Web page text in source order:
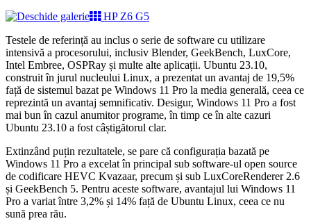
HP Z6 G5
Testele de referință au inclus o serie de software cu utilizare
intensivă a procesorului, inclusiv Blender, GeekBench, LuxCore,
Intel Embree, OSPRay și multe alte aplicații. Ubuntu 23.10,
construit în jurul nucleului Linux, a prezentat un avantaj de 19,5%
față de sistemul bazat pe Windows 11 Pro la media generală, ceea ce
reprezintă un avantaj semnificativ. Desigur, Windows 11 Pro a fost
mai bun în cazul anumitor programe, în timp ce în alte cazuri
Ubuntu 23.10 a fost câștigătorul clar.
Extinzând puțin rezultatele, se pare că configurația bazată pe
Windows 11 Pro a excelat în principal sub software-ul open source
de codificare HEVC Kvazaar, precum și sub LuxCoreRenderer 2.6
și GeekBench 5. Pentru aceste software, avantajul lui Windows 11
Pro a variat între 3,2% și 14% față de Ubuntu Linux, ceea ce nu
sună prea rău.